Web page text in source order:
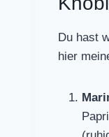
Du hast
hier